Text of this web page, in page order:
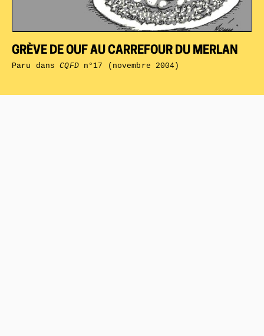
GRÈVE DE OUF AU CARREFOUR DU MERLAN
Paru dansCQFDn°17 (novembre 2004)